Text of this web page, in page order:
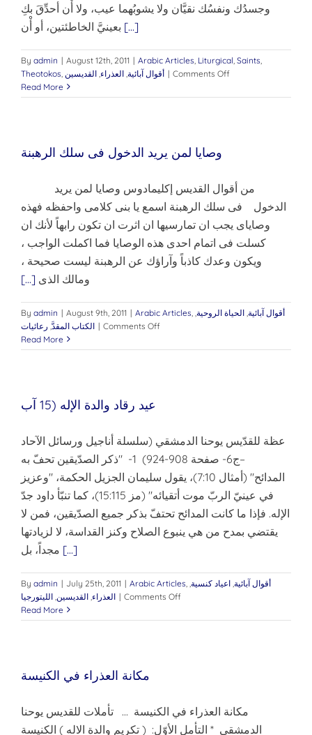
وجسدُك ونفسُك نقيَّان ولا يشوبُهما عيب، ولا أْن أحدِّقَ بكِ
[...]
By admin | August 12th, 2011 | Arabic Articles Liturgical Saints
Theotokos
أقوال آبائية العذراء القديسين | Comments Offon
إلى
Read More
وصايا لمن يريد الدخول فى سلك الرهبنة
الدخول فى سلك الرهبنة اسمع يا بنى كلامى واحفظه فهذه
وصاياى يجب ان تمارسيها ان اثرت ان تكون رابهاً لأنك ان
كسلت فى اتمام احدى هذه الوصايا فما اكملت الواجب ،
ويكون وعدك كاذباً وآراؤك عن الرهبنة ليست صحيحة ،
ومالك الذى [...]
By admin | August 9th, 2011 | Arabic Articles أقوال آبائية الحياة الروحية
الكتاب المقدَّ رعائيات | Comments Offon
لمن
Read More
عيد رقاد والدة الإله (15 آب
عظة للقدّيس يوحنا الدمشقي (سلسلة أناجيل ورسائل الآحاد
–ج6- صفحة 908-924) 1- "ذكر الصدّيقين تحفّ به
المدائح" (أمثال 7:10)، يقول سليمان الجزيل الحكمة، "وعزيز
في عينيّ الربّ موت أتقيائه" (مز 15:115)، كما تنبّأ داود جدّ
الإله. فإذا ما كانت المدائح تحتفّ بذكر جميع الصدّيقين، فمن لا
يقتضي بمدح من هي ينبوع الصلاح وكنز القداسة، لا لزيادتها
[...]
By admin | July 25th, 2011 | Arabic Articles أقوال آبائية اعياد كنسية
العذراء القديسين الليتورجيا | Comments Offon
رقاد
Read More
مكانة العذراء في الكنيسة
مكانة العذراء في الكنيسة ... تأملات للقديس يوحنا
الدمشقي * التأمل الأوّل: ( تكريم والدة الاله ) الكنيسة